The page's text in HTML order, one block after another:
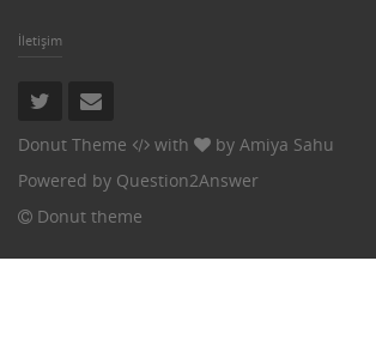
İletişim
Donut Theme with by Amiya Sahu
Powered by Question2Answer
Donut theme